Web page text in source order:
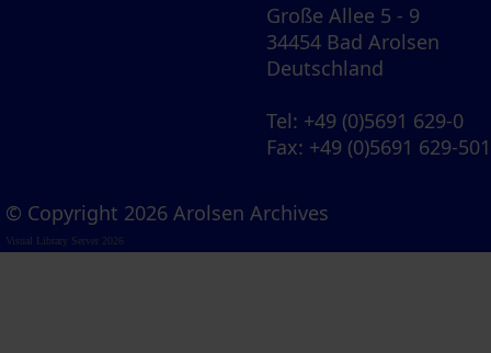
Große Allee 5 - 9
34454 Bad Arolsen
Deutschland
Tel: +49 (0)5691 629-0
Fax: +49 (0)5691 629-501
© Copyright 2026 Arolsen Archives
Visual Library Server 2026